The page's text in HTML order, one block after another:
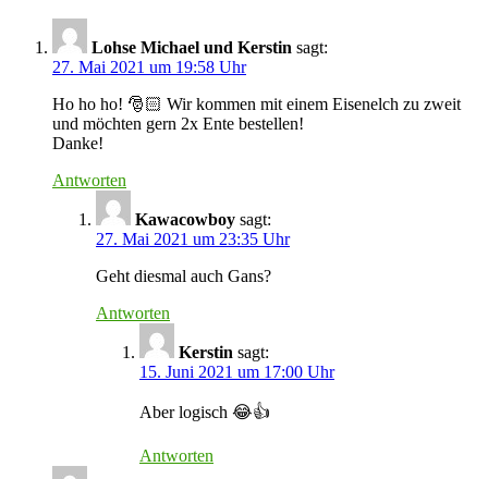
Lohse Michael und Kerstin sagt:
27. Mai 2021 um 19:58 Uhr
Ho ho ho! 🎅🏻 Wir kommen mit einem Eisenelch zu zweit
und möchten gern 2x Ente bestellen!
Danke!
Antworten
Kawacowboy sagt:
27. Mai 2021 um 23:35 Uhr
Geht diesmal auch Gans?
Antworten
Kerstin sagt:
15. Juni 2021 um 17:00 Uhr
Aber logisch 😂👍
Antworten